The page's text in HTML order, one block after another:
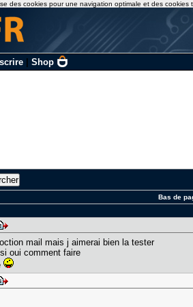
| Shop
Bas de
mail mais j aimerai bien la tester
oui comment faire
des cookies pour une navigation optimale et des cookies